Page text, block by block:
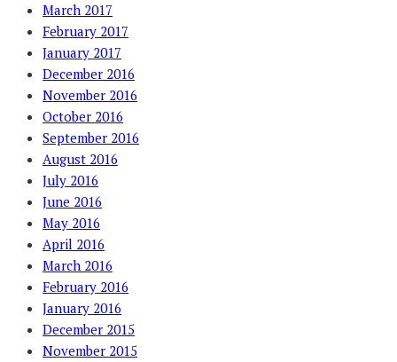
March 2017
February 2017
January 2017
December 2016
November 2016
October 2016
September 2016
August 2016
July 2016
June 2016
May 2016
April 2016
March 2016
February 2016
January 2016
December 2015
November 2015